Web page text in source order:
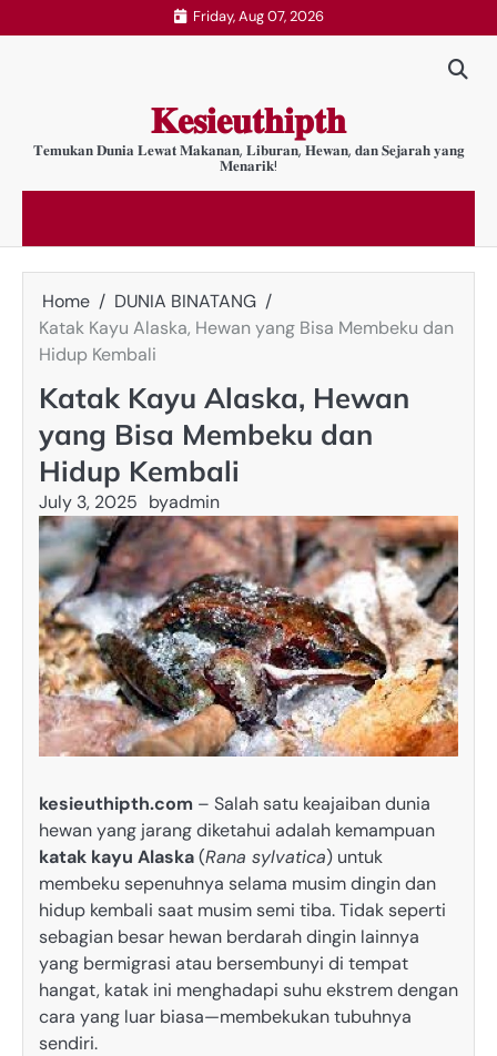
to
Friday, Aug 07, 2026
𝐊𝐞𝐬𝐢𝐞𝐮𝐭𝐡𝐢𝐩𝐭𝐡
𝐓𝐞𝐦𝐮𝐤𝐚𝐧 𝐃𝐮𝐧𝐢𝐚 𝐋𝐞𝐰𝐚𝐭 𝐌𝐚𝐤𝐚𝐧𝐚𝐧, 𝐋𝐢𝐛𝐮𝐫𝐚𝐧, 𝐇𝐞𝐰𝐚𝐧, 𝐝𝐚𝐧 𝐒𝐞𝐣𝐚𝐫𝐚𝐡 𝐲𝐚𝐧𝐠
𝐌𝐞𝐧𝐚𝐫𝐢𝐤!
Home
DUNIA BINATANG
Katak Kayu Alaska, Hewan yang Bisa Membeku dan
Hidup Kembali
Katak Kayu Alaska, Hewan
yang Bisa Membeku dan
Hidup Kembali
July 3, 2025 byadmin
kesieuthipth.com – Salah satu keajaiban dunia
hewan yang jarang diketahui adalah kemampuan
katak kayu Alaska(Rana sylvatica) untuk
membeku sepenuhnya selama musim dingin dan
hidup kembali saat musim semi tiba. Tidak seperti
sebagian besar hewan berdarah dingin lainnya
yang bermigrasi atau bersembunyi di tempat
hangat, katak ini menghadapi suhu ekstrem dengan
cara yang luar biasa—membekukan tubuhnya
sendiri.